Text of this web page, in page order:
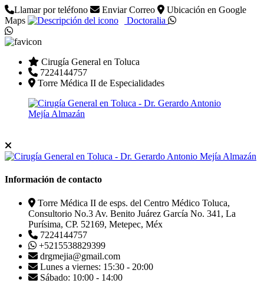
Llamar por teléfono Enviar Correo
Ubicación en Google
Maps
Doctoralia
Cirugía General en Toluca
7224144757
Torre Médica II de Especialidades
Información de contacto
Torre Médica II de esps. del Centro Médico Toluca,
Consultorio No.3 Av. Benito Juárez García No. 341, La
Purísima, CP. 52169, Metepec, Méx
7224144757
+5215538829399
drgmejia@gmail.com
Lunes a viernes: 15:30 - 20:00
Sábado: 10:00 - 14:00